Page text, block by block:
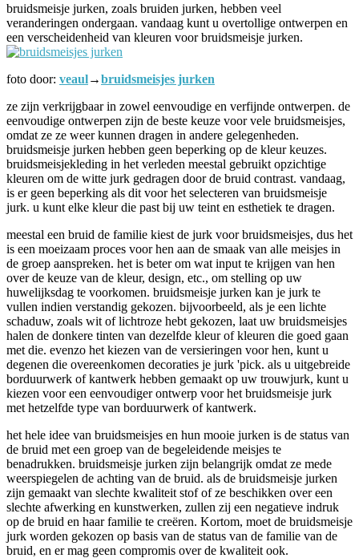
bruidsmeisje jurken, zoals bruiden jurken, hebben veel
veranderingen ondergaan. vandaag kunt u overtollige ontwerpen en
een verscheidenheid van kleuren voor bruidsmeisje jurken.
foto door: veaul→bruidsmeisjes jurken
ze zijn verkrijgbaar in zowel eenvoudige en verfijnde ontwerpen. de
eenvoudige ontwerpen zijn de beste keuze voor vele bruidsmeisjes,
omdat ze ze weer kunnen dragen in andere gelegenheden.
bruidsmeisje jurken hebben geen beperking op de kleur keuzes.
bruidsmeisjekleding in het verleden meestal gebruikt opzichtige
kleuren om de witte jurk gedragen door de bruid contrast. vandaag,
is er geen beperking als dit voor het selecteren van bruidsmeisje
jurk. u kunt elke kleur die past bij uw teint en esthetiek te dragen.
meestal een bruid de familie kiest de jurk voor bruidsmeisjes, dus het
is een moeizaam proces voor hen aan de smaak van alle meisjes in
de groep aanspreken. het is beter om wat input te krijgen van hen
over de keuze van de kleur, design, etc., om stelling op uw
huwelijksdag te voorkomen. bruidsmeisje jurken kan je jurk te
vullen indien verstandig gekozen. bijvoorbeeld, als je een lichte
schaduw, zoals wit of lichtroze hebt gekozen, laat uw bruidsmeisjes
halen de donkere tinten van dezelfde kleur of kleuren die goed gaan
met die. evenzo het kiezen van de versieringen voor hen, kunt u
degenen die overeenkomen decoraties je jurk 'pick. als u uitgebreide
borduurwerk of kantwerk hebben gemaakt op uw trouwjurk, kunt u
kiezen voor een eenvoudiger ontwerp voor het bruidsmeisje jurk
met hetzelfde type van borduurwerk of kantwerk.
het hele idee van bruidsmeisjes en hun mooie jurken is de status van
de bruid met een groep van de begeleidende meisjes te
benadrukken. bruidsmeisje jurken zijn belangrijk omdat ze mede
weerspiegelen de achting van de bruid. als de bruidsmeisje jurken
zijn gemaakt van slechte kwaliteit stof of ze beschikken over een
slechte afwerking en kunstwerken, zullen zij een negatieve indruk
op de bruid en haar familie te creëren. Kortom, moet de bruidsmeisje
jurk worden gekozen op basis van de status van de familie van de
bruid, en er mag geen compromis over de kwaliteit ook.